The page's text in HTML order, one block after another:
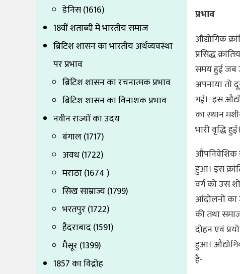
डेनिस (1616)
18वीं शताब्दी में भारतीय समाज
ब्रिटिश शासन का भारतीय अर्थव्यवस्था
पर प्रभाव
ब्रिटिश शासन का रचनात्मक प्रभाव
ब्रिटिश शासन का विनाशक प्रभाव
नवीन राज्यों का उदय
बंगाल (1717)
अवध (1722)
मराठा (1674 )
सिख साम्राज्य (1799)
भरतपुर (1722)
हैदराबाद (1591)
मैसूर (1399)
1857 का विद्रोह
प्रभाव
औद्योगिक
प्रसिद्ध
समय हुई जब
अपनाया तो
गई। इस
का स्थान
भारी वृद्धि
औपनिवेशिक
हुआ। इस
वर्ग को उस
आंदोलनों का
की तथा
दोहन एवं
हुआ।
है-